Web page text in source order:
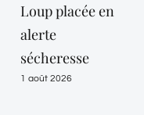
Loup placée en
alerte
sécheresse
1 août 2026